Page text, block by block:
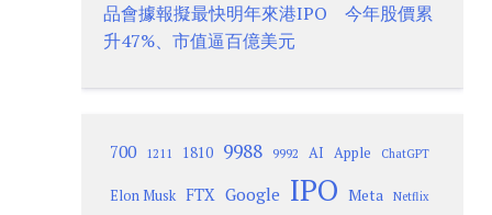
品會據報擬最快明年來港IPO 今年股價累
升47%、市值逼百億美元
700 1211 1810 9988 9992 AI Apple ChatGPT
Elon Musk FTX Google IPO Meta Netflix